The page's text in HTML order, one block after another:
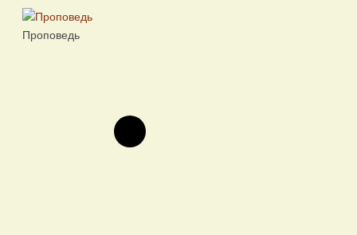
Проповедь